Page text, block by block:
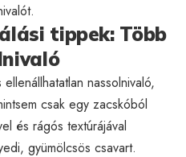
tippek: Több
nassolnivaló,
csak egy zacskóból
és rágós textúrájával
gyümölcsös csavart.